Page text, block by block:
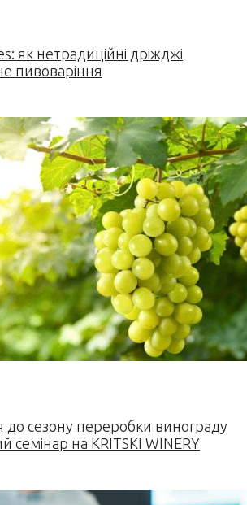
як нетрадиційні дріжджі
пивоваріння
до сезону переробки винограду
семінар на KRITSKI WINERY